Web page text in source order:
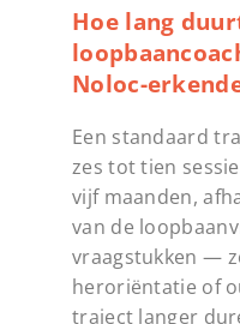
Hoe lang
Noloc-
Een standaard
zes tot tien
vijf maanden,
van de
vraagstukken —
heroriëntatie of
traject langer